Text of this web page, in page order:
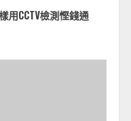
用CCTV檢測慳錢通